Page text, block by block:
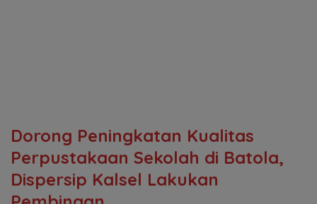
Dorong Peningkatan Kualitas
Perpustakaan Sekolah di Batola,
Dispersip Kalsel Lakukan